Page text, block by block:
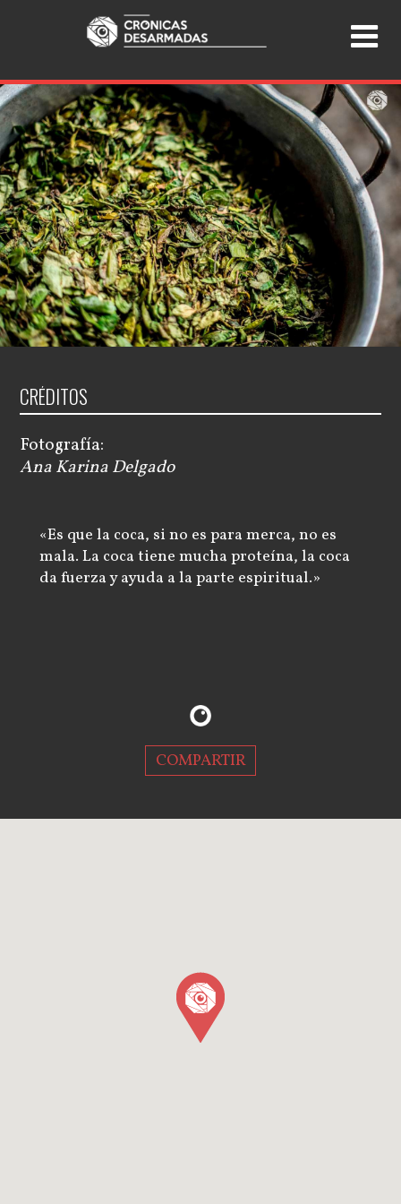
CRÉDITOS
Fotografía:
Ana Karina Delgado
«Es que la coca, si no es para merca, no es
mala. La coca tiene mucha proteína, la coca
da fuerza y ayuda a la parte espiritual.»
COMPARTIR